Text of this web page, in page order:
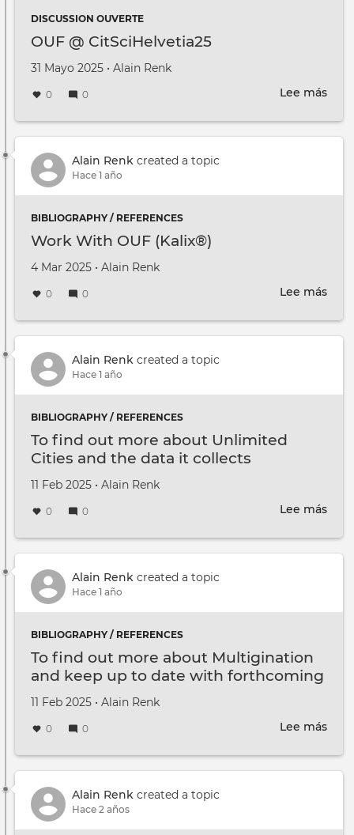
DISCUSSION OUVERTE
OUF @ CitSciHelvetia25
Creado en
31 Mayo 2025 •
por Alain Renk
0 0 Lee más
@
Alain Renk created a topic
Hace 1 año
BIBLIOGRAPHY / REFERENCES
Work With OUF (Kalix®)
Creado en
4 Mar 2025 •
por Alain Renk
0 0 Lee más
OUF
Alain Renk created a topic
Hace 1 año
BIBLIOGRAPHY / REFERENCES
To find out more about Unlimited
Cities and the data it collects
Creado en
11 Feb 2025 •
por Alain Renk
0 0 Lee más
find
out
Alain Renk created a topic
Hace 1 año
BIBLIOGRAPHY / REFERENCES
To find out more about Multigination
and keep up to date with forthcoming
events
Creado en
11 Feb 2025 •
por Alain Renk
0 0 Lee más
find
out
Alain Renk created a topic
Hace 2 años